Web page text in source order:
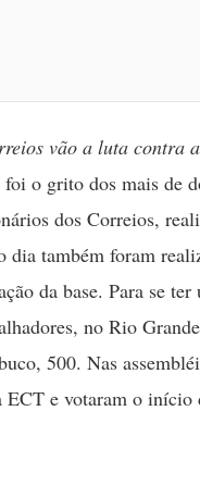
vão a luta contra
foi o grito dos mais de
dos Correios,
dia também foram
da base. Para se ter
no Rio
500. Nas
ECT e votaram o início